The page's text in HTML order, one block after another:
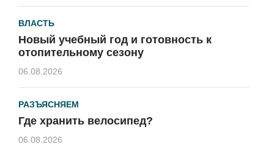
ВЛАСТЬ
Новый учебный год и готовность к
отопительному сезону
06.08.2026
РАЗЪЯСНЯЕМ
Где хранить велосипед?
06.08.2026